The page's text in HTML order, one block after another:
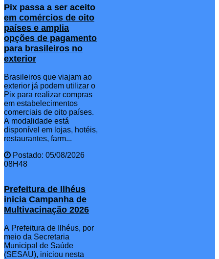
Pix passa a ser aceito
em comércios de oito
países e amplia
opções de pagamento
para brasileiros no
exterior
Brasileiros que viajam ao
exterior já podem utilizar o
Pix para realizar compras
em estabelecimentos
comerciais de oito países.
A modalidade está
disponível em lojas, hotéis,
restaurantes, farm...
Postado: 05/08/2026
08H48
Prefeitura de Ilhéus
inicia Campanha de
Multivacinação 2026
A Prefeitura de Ilhéus, por
meio da Secretaria
Municipal de Saúde
(SESAU), iniciou nesta